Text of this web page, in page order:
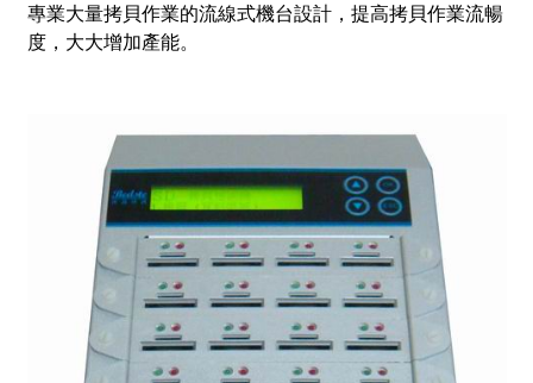
專業大量拷貝作業的流線式機台設計，提高拷貝作業流暢
度，大大增加產能。